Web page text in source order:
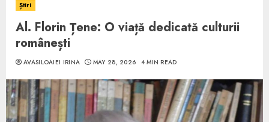
Știri
Al. Florin Țene: O viață dedicată culturii
românești
AVASILOAIEI IRINA MAY 28, 2026 4 MIN READ